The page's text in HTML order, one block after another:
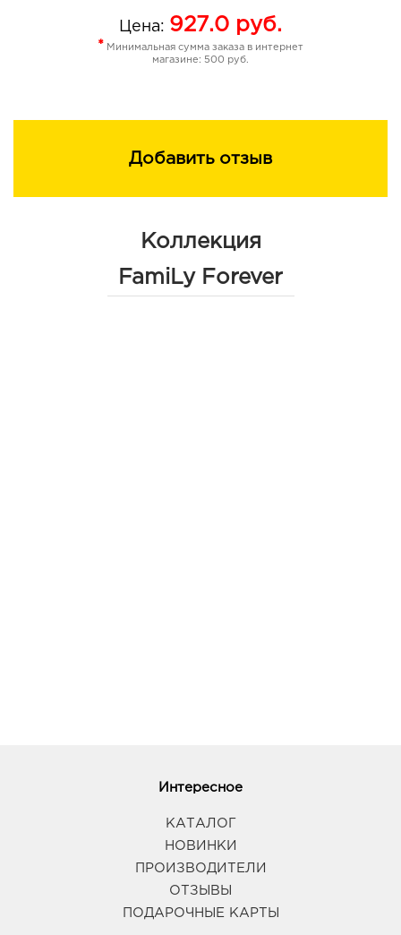
Цена: 927.0 руб.
* Минимальная сумма заказа в интернет
магазине: 500 руб.
Добавить отзыв
Коллекция
FamiLy Forever
Интересное
КАТАЛОГ
НОВИНКИ
ПРОИЗВОДИТЕЛИ
ОТЗЫВЫ
ПОДАРОЧНЫЕ КАРТЫ